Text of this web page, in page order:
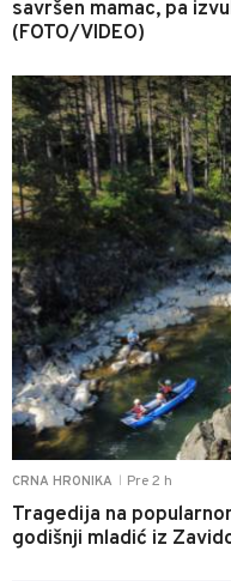
savršen mamac, pa
(FOTO/VIDEO)
CRNA HRONIKA Pre 2 h
Tragedija na
godišnji mladić iz